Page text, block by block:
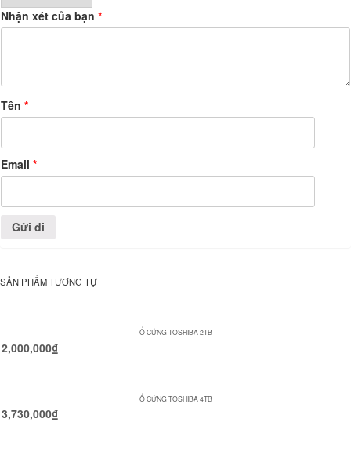
Nhận xét của bạn *
Tên *
Email *
SẢN PHẨM TƯƠNG TỰ
Ổ CỨNG TOSHIBA 2TB
2,000,000₫
Ổ CỨNG TOSHIBA 4TB
3,730,000₫